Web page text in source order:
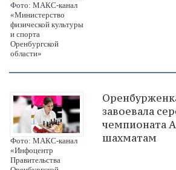
Фото: МАКС-канал
«Министерство
физической культуры
и спорта
Оренбургской
области»
Фото: МАКС-канал
«Инфоцентр
Правительства
завоевала
чемпионата
шахматам